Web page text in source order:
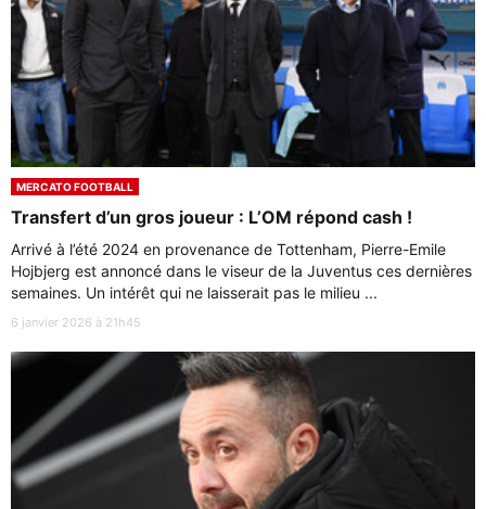
MERCATO FOOTBALL
Transfert d’un gros joueur : L’OM répond cash !
Arrivé à l’été 2024 en provenance de Tottenham, Pierre-Emile
Hojbjerg est annoncé dans le viseur de la Juventus ces dernières
semaines. Un intérêt qui ne laisserait pas le milieu ...
6 janvier 2026 à 21h45